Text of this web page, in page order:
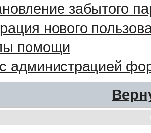
забытого
нового
помощи
администрацией